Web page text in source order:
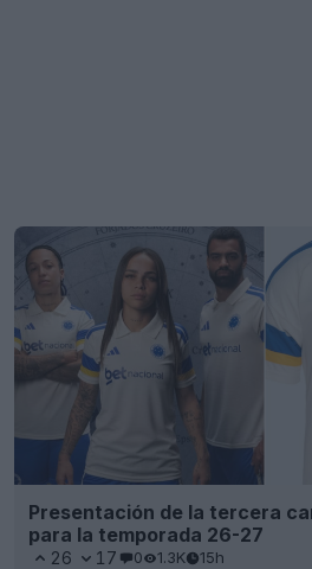
Presentación de la tercera
para la temporada 26-27
26 17 0 1.3K 15h